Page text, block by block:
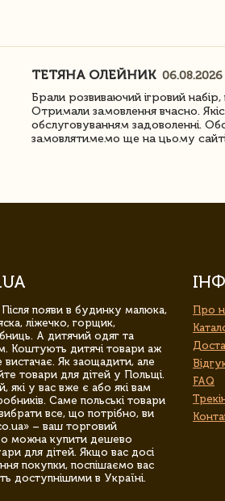
ТЕТЯНА ОЛЕЙНИК 06.08.2026
Брали розвиваючий ігровий
Отримали замовлення вчасно.
обслуговуванням задоволенні.
замовлятимемо ще на цьому
появи в будинку малюка,
ліжечко, горщик,
А дитячий одяг та
Коштують дитячі товари аж
Як заощадити, але
товари для дітей у Польщі.
у вас вже є або які вам
Саме польські товари
все, що потрібно, ви
– ваш торговий
можна купити дешево
для дітей. Якщо вас досі
покупки, поспішаємо вас
доступнішими в Україні.
Про
FAQ